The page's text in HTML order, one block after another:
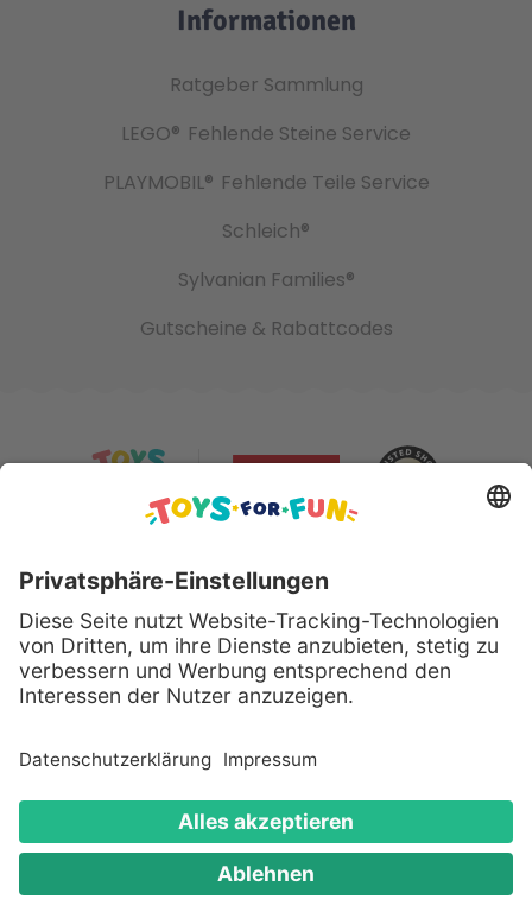
Informationen
Ratgeber Sammlung
LEGO® Fehlende Steine Service
PLAYMOBIL® Fehlende Teile Service
Schleich®
Sylvanian Families®
Gutscheine & Rabattcodes
Sicher bezahlen mit:
Alle genannten Produkte und Logos sind eingetragene
Warenzeichen der jeweiligen Hersteller.
Copyright © 2008 - 2026 Toys for Fun GmbH - Alle
Rechte vorbehalten